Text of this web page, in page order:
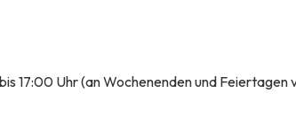
17:00 Uhr (an Wochenenden und Feiertagen